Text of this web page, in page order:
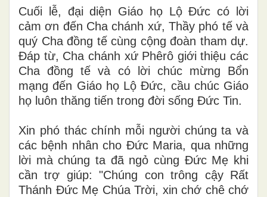
Cuối lễ, đại diện Giáo họ Lộ Đức có lời
cảm ơn đến Cha chánh xứ, Thầy phó tế và
quý Cha đồng tế cùng cộng đoàn tham dự.
Đáp từ, Cha chánh xứ Phêrô giới thiệu các
Cha đồng tế và có lời chúc mừng Bổn
mạng đến Giáo họ Lộ Đức, cầu chúc Giáo
họ luôn thăng tiến trong đời sống Đức Tin.
Xin phó thác chính mỗi người chúng ta và
các bệnh nhân cho Đức Maria, qua những
lời mà chúng ta đã ngỏ cùng Đức Mẹ khi
cần trợ giúp: "Chúng con trông cậy Rất
Thánh Đức Mẹ Chúa Trời, xin chớ chê chớ